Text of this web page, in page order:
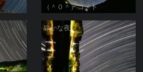
（＾０＾）コメト
静かな夜